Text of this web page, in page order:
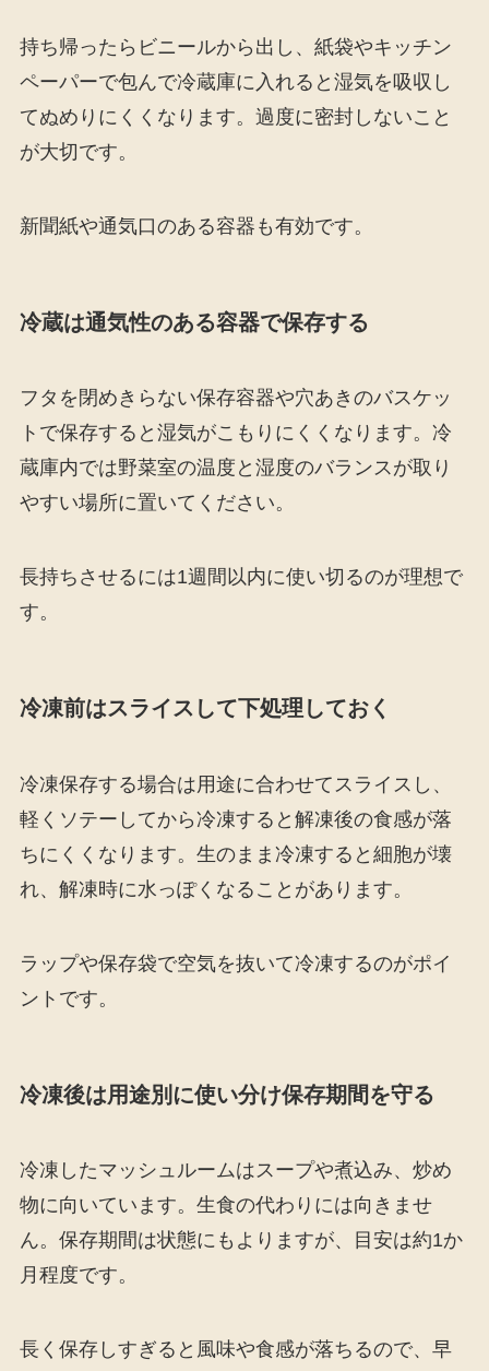
持ち帰ったらビニールから出し、紙袋やキッチン
ペーパーで包んで冷蔵庫に入れると湿気を吸収し
てぬめりにくくなります。過度に密封しないこと
が大切です。
新聞紙や通気口のある容器も有効です。
冷蔵は通気性のある容器で保存する
フタを閉めきらない保存容器や穴あきのバスケッ
トで保存すると湿気がこもりにくくなります。冷
蔵庫内では野菜室の温度と湿度のバランスが取り
やすい場所に置いてください。
長持ちさせるには1週間以内に使い切るのが理想で
す。
冷凍前はスライスして下処理しておく
冷凍保存する場合は用途に合わせてスライスし、
軽くソテーしてから冷凍すると解凍後の食感が落
ちにくくなります。生のまま冷凍すると細胞が壊
れ、解凍時に水っぽくなることがあります。
ラップや保存袋で空気を抜いて冷凍するのがポイ
ントです。
冷凍後は用途別に使い分け保存期間を守る
冷凍したマッシュルームはスープや煮込み、炒め
物に向いています。生食の代わりには向きませ
ん。保存期間は状態にもよりますが、目安は約1か
月程度です。
長く保存しすぎると風味や食感が落ちるので、早